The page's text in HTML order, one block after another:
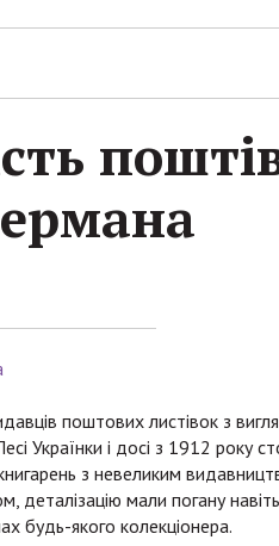
поштових листівок з
Українки і досі з 1912 року
з невеликим
деталізацію мали погану
будь-якого колекціонера.